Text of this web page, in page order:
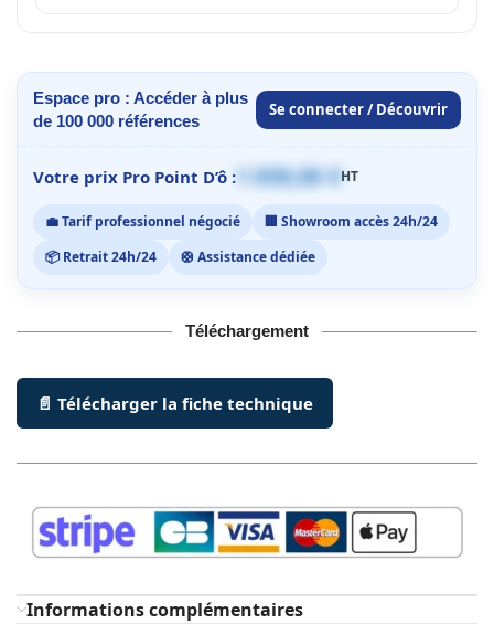
Espace pro : Accéder à plus
de 100 000 références
Se connecter / Découvrir
Votre prix Pro Point D’ô : 1 059,00 €HT
💼 Tarif professionnel négocié
🏢 Showroom accès 24h/24
📦 Retrait 24h/24
🛟 Assistance dédiée
Téléchargement
📄 Télécharger la fiche technique
Informations complémentaires